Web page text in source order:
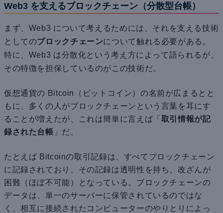
Web3 を支えるブロックチェーン（分散型台帳）
まず、Web3 について考えるためには、それを支える技術
としてのブロックチェーンについて触れる必要がある。
特に、Web3 は分散化という考え方によって語られるが、
その特徴を担保しているのがこの技術だ。
仮想通貨の Bitcoin（ビットコイン）の名前が広まるとと
もに、多くの人がブロックチェーンという言葉を耳にす
ることが増えたが、これは簡単に言えば「 取引情報が記
録された台帳 」だ。
たとえば Bitcoinの取引記録は、すべてブロックチェーン
に記録されており、その記録は透明性を持ち、改ざんが
困難（ほぼ不可能）となっている。ブロックチェーンの
データは、単一のサーバーに保管されているのではな
く、相互に接続されたコンピューターのやりとりによっ